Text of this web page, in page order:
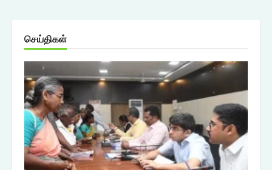
செய்திகள்